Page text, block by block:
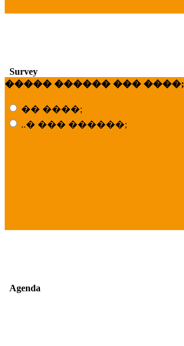
Survey
����� ������ ��� ����;
�� ����;
..� ��� ������;
Agenda